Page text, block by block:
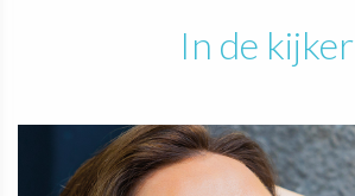
In de kijker